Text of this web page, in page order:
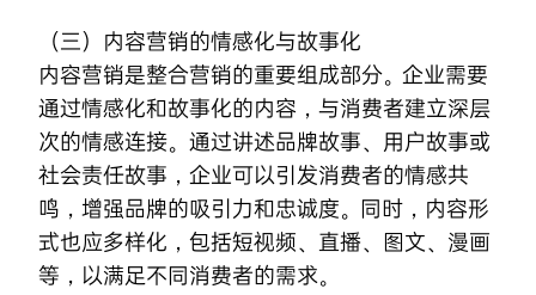
（三）内容营销的情感化与故事化
内容营销是整合营销的重要组成部分。企业需要
通过情感化和故事化的内容，与消费者建立深层
次的情感连接。通过讲述品牌故事、用户故事或
社会责任故事，企业可以引发消费者的情感共
鸣，增强品牌的吸引力和忠诚度。同时，内容形
式也应多样化，包括短视频、直播、图文、漫画
等，以满足不同消费者的需求。